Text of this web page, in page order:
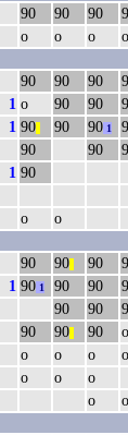
90 90 90
о о о о
90 90 90
1 о 90 90
1 90 90 90 1
90 90
1 90
о о
90 90 90
1 90 1 90 90
90 90
90 90 90 о
о о о о
о о
о
о о